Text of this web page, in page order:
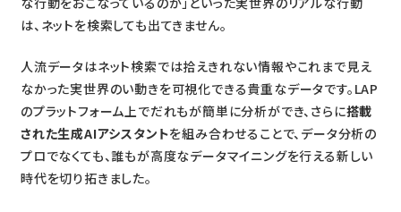
は、ネットを検索しても出てきません。
人流データはネット検索では拾えきれない情報やこれまで見え
なかった実世界のい動きを可視化できる貴重なデータです。LAP
のプラットフォーム上でだれもが簡単に分析ができ、さらに搭載
された生成AIアシスタントを組み合わせることで、データ分析の
プロでなくても、誰もが高度なデータマイニングを行える新しい
時代を切り拓きました。